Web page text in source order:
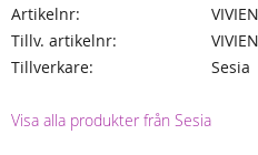
Artikelnr
Tillv. artikelnr
Tillverkare
Sesia
Visa alla produkter från Sesia